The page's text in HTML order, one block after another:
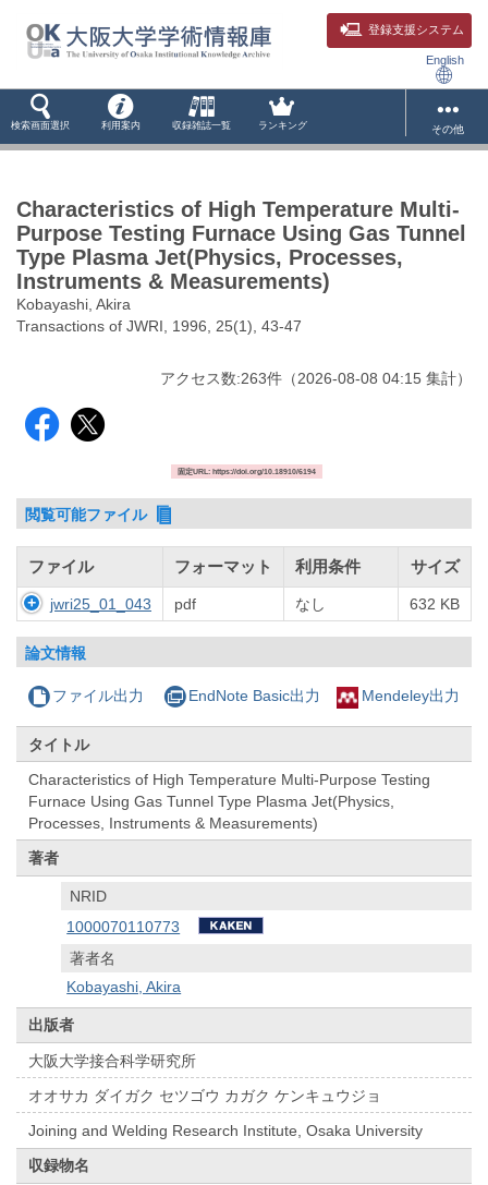
登録支援システム
English
検索画面選択 利用案内 収録雑誌一覧 ランキング その他
Characteristics of High Temperature Multi-
Purpose Testing Furnace Using Gas Tunnel
Type Plasma Jet(Physics, Processes,
Instruments & Measurements)
Kobayashi, Akira
Transactions of JWRI, 1996, 25(1), 43-47
アクセス数:263件 （2026-08-08 04:15 集計）
固定URL: https://doi.org/10.18910/6194
閲覧可能ファイル
ファイル フォーマット 利用条件 サイズ
jwri25_01_043 pdf なし 632 KB
論文情報
ファイル出力 EndNote Basic出力 Mendeley出力
タイトル
Characteristics of High Temperature Multi-Purpose Testing
Furnace Using Gas Tunnel Type Plasma Jet(Physics,
Processes, Instruments & Measurements)
著者
NRID
1000070110773
著者名
Kobayashi, Akira
出版者
大阪大学接合科学研究所
オオサカ ダイガク セツゴウ カガク ケンキュウジョ
Joining and Welding Research Institute, Osaka University
収録物名